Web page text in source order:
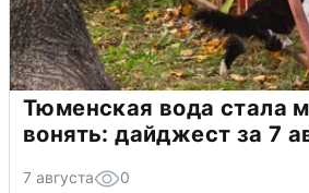
Тюменская вода стала
вонять: дайджест за 7
7 августа 0